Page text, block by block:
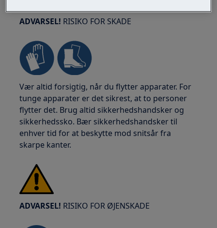
ADVARSEL! RISIKO FOR SKADE
Vær altid forsigtig, når du flytter apparater. For
tunge apparater er det sikrest, at to personer
flytter det. Brug altid sikkerhedshandsker og
sikkerhedssko. Bær sikkerhedshandsker til
enhver tid for at beskytte mod snitsår fra
skarpe kanter.
ADVARSEL! RISIKO FOR ØJENSKADE